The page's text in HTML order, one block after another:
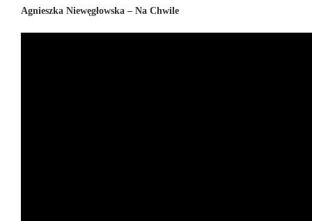
Agnieszka Niewęgłowska – Na Chwile